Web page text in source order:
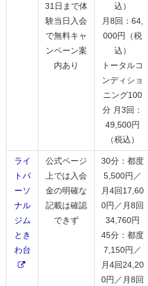
31日まで体
験当日入会
で無料キャ
ンペーン案
内あり
込）
月8回：64,
000円（税
込）
トータルコ
ンディショ
ニング100
分 月3回：
49,500円
（税込）
ライ
トパ
ーソ
ナル
ジム
とき
わ台
公式ページ
上では入会
金の明確な
記載は確認
できず
30分：都度
5,500円／
月4回17,60
0円／月8回
34,760円
45分：都度
7,150円／
月4回24,20
0円／月8回